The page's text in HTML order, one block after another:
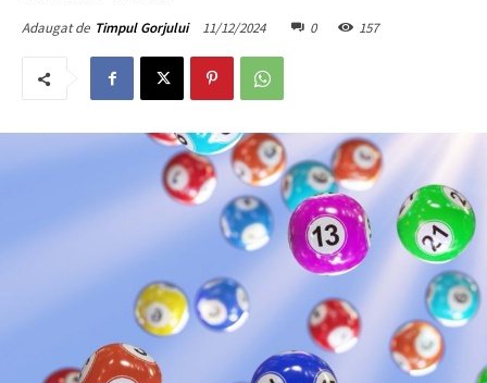
Adaugat de Timpul Gorjului 11/12/2024 0 157